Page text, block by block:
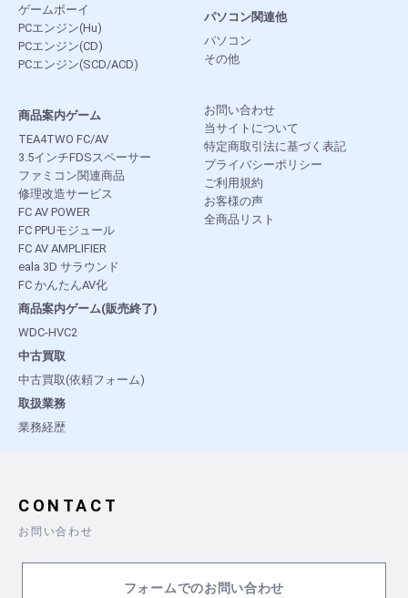
ゲームボーイ
PCエンジン(Hu)
PCエンジン(CD)
PCエンジン(SCD/ACD)
パソコン関連他
パソコン
その他
商品案内ゲーム
TEA4TWO FC/AV
3.5インチFDSスペーサー
ファミコン関連商品
修理改造サービス
FC AV POWER
FC PPUモジュール
FC AV AMPLIFIER
eala 3D サラウンド
FC かんたんAV化
商品案内ゲーム(販売終了)
WDC-HVC2
中古買取
中古買取(依頼フォーム)
取扱業務
業務経歴
お問い合わせ
当サイトについて
特定商取引法に基づく表記
プライバシーポリシー
ご利用規約
お客様の声
全商品リスト
CONTACT
お問い合わせ
フォームでのお問い合わせ